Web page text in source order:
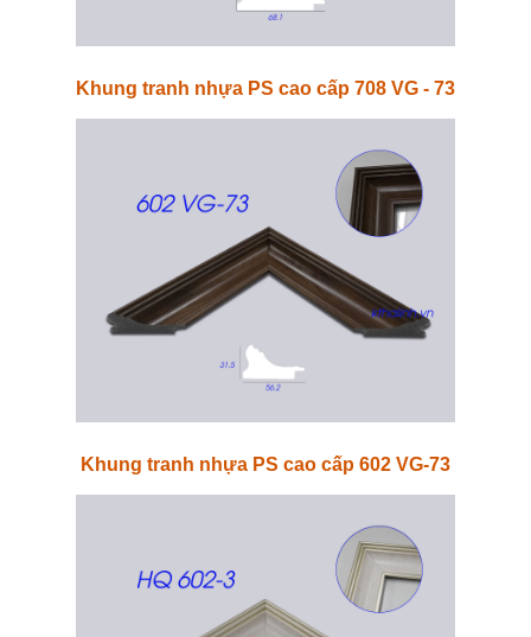
Khung tranh nhựa PS cao cấp 708 VG - 73
Khung tranh nhựa PS cao cấp 602 VG-73